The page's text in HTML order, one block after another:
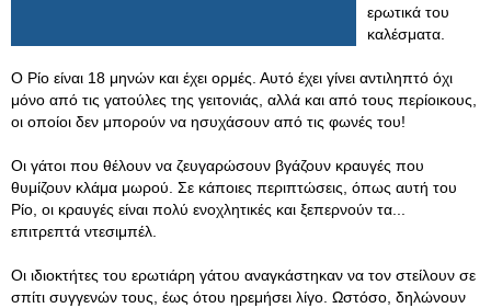
ερωτικά του
καλέσματα.
Ο Ρίο είναι 18 μηνών και έχει ορμές. Αυτό έχει γίνει αντιληπτό όχι
μόνο από τις γατούλες της γειτονιάς, αλλά και από τους περίοικους,
οι οποίοι δεν μπορούν να ησυχάσουν από τις φωνές του!
Οι γάτοι που θέλουν να ζευγαρώσουν βγάζουν κραυγές που
θυμίζουν κλάμα μωρού. Σε κάποιες περιπτώσεις, όπως αυτή του
Ρίο, οι κραυγές είναι πολύ ενοχλητικές και ξεπερνούν τα...
επιτρεπτά ντεσιμπέλ.
Οι ιδιοκτήτες του ερωτιάρη γάτου αναγκάστηκαν να τον στείλουν σε
σπίτι συγγενών τους, έως ότου ηρεμήσει λίγο. Ωστόσο, δηλώνουν